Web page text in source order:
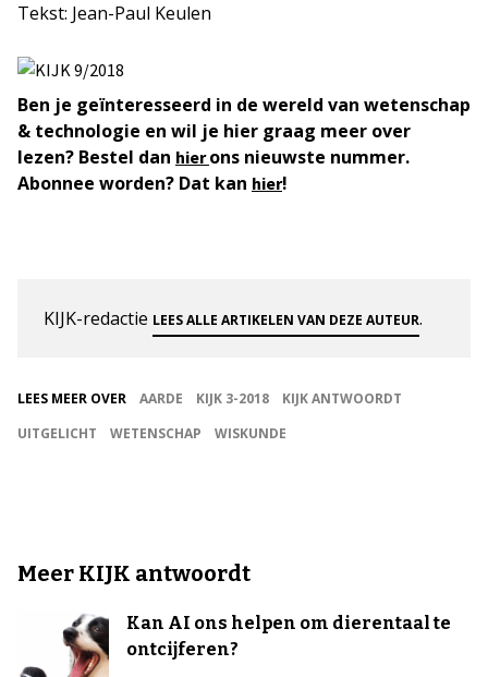
Tekst: Jean-Paul Keulen
Ben je geïnteresseerd in de wereld van wetenschap
& technologie en wil je hier graag meer over
lezen? Bestel dan hierons nieuwste nummer.
Abonnee worden? Dat kan hier!
KIJK-redactie LEES ALLE ARTIKELEN VAN DEZE AUTEUR.
LEES MEER OVER AARDE KIJK 3-2018
KIJK ANTWOORDT
UITGELICHT
WETENSCHAP WISKUNDE
Meer KIJK antwoordt
Kan AI ons helpen om dierentaal te
ontcijferen?